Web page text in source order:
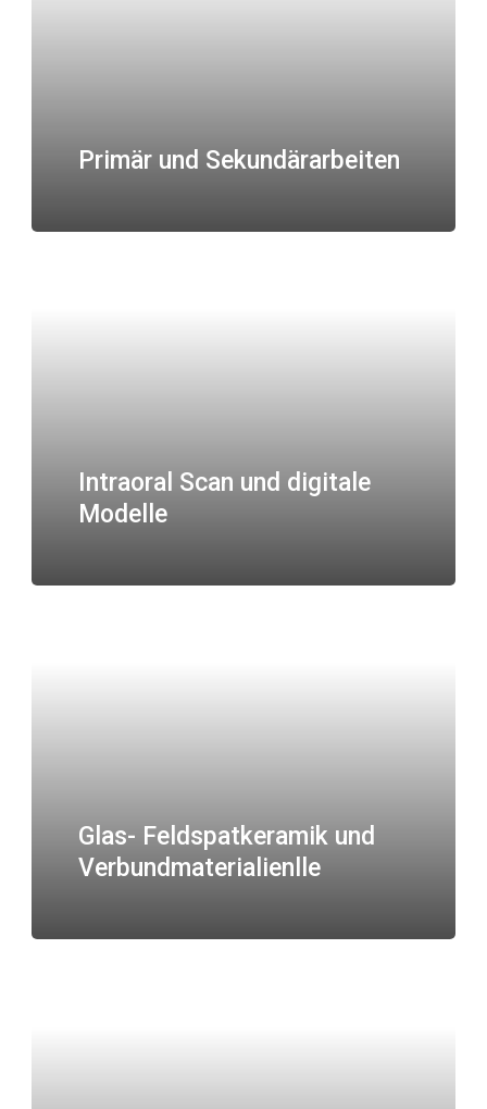
Primär und Sekundärarbeiten
Intraoral Scan und digitale
Modelle
Glas- Feldspatkeramik und
Verbundmaterialienlle